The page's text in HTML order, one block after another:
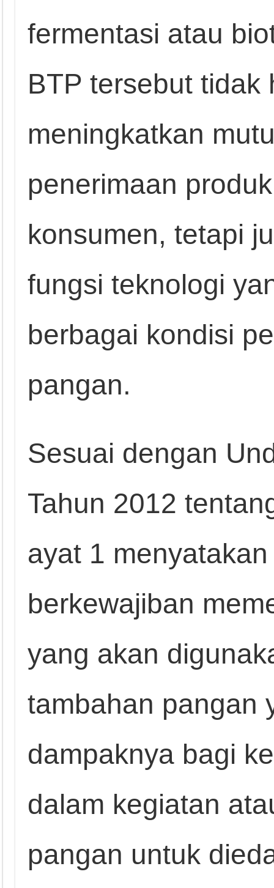
fermentasi atau
BTP tersebut tidak
meningkatkan
penerimaan
konsumen, tetapi
fungsi teknologi
berbagai kondisi
pangan.
Sesuai dengan
Tahun 2012
ayat 1
berkewajiban
yang akan
tambahan pangan
dampaknya bagi
dalam kegiatan
pangan untuk